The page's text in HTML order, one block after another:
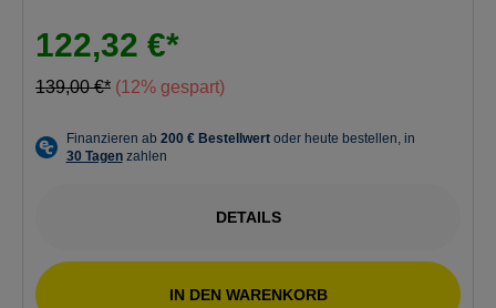
122,32 €*
139,00 €* (12% gespart)
DETAILS
IN DEN WARENKORB